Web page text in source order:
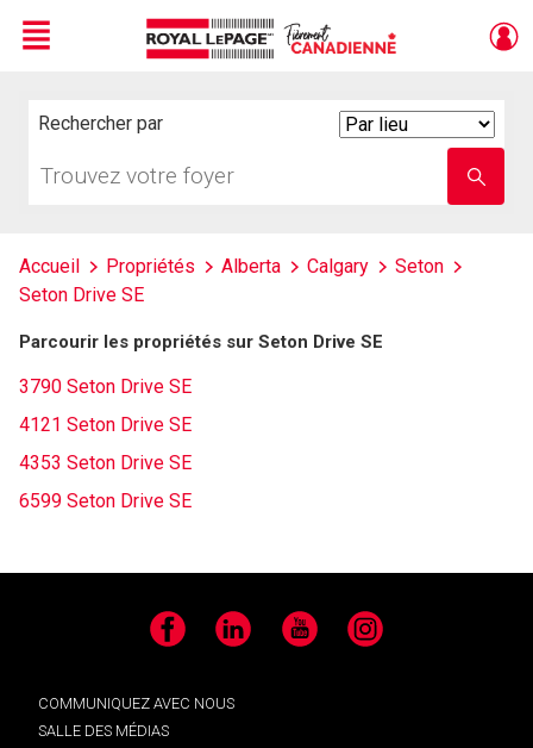
Menu
Rechercher par
votre
nom
Accueil Propriétés Alberta Calgary
Seton
Seton Drive SE
Parcourir les propriétés sur Seton Drive SE
3790 Seton Drive SE
4121 Seton Drive SE
4353 Seton Drive SE
6599 Seton Drive SE
Facebook LinkedIn YouTube Instagram
COMMUNIQUEZ AVEC NOUS
SALLE DES MÉDIAS